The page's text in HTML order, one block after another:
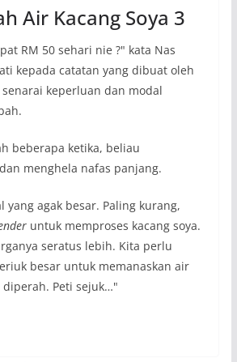
Air Kacang Soya 3
RM 50 sehari nie ?" kata Nas
kepada catatan yang dibuat oleh
keperluan dan modal
beberapa ketika, beliau
menghela nafas panjang.
yang agak besar. Paling kurang,
untuk memproses kacang soya.
seratus lebih. Kita perlu
besar untuk memanaskan air
diperah. Peti sejuk…"